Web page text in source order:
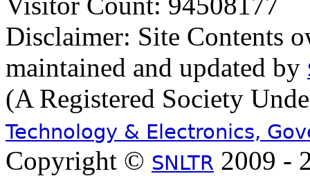
Disclaimer: Site Contents
maintained and updated by
(A Registered Society
Technology & Electronics,
Copyright © SNLTR 2009 -